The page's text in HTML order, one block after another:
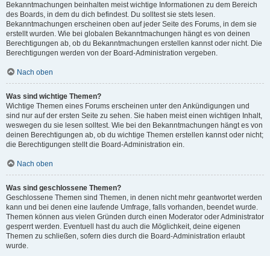
Bekanntmachungen beinhalten meist wichtige Informationen zu dem Bereich
des Boards, in dem du dich befindest. Du solltest sie stets lesen.
Bekanntmachungen erscheinen oben auf jeder Seite des Forums, in dem sie
erstellt wurden. Wie bei globalen Bekanntmachungen hängt es von deinen
Berechtigungen ab, ob du Bekanntmachungen erstellen kannst oder nicht. Die
Berechtigungen werden von der Board-Administration vergeben.
Nach oben
Was sind wichtige Themen?
Wichtige Themen eines Forums erscheinen unter den Ankündigungen und
sind nur auf der ersten Seite zu sehen. Sie haben meist einen wichtigen Inhalt,
weswegen du sie lesen solltest. Wie bei den Bekanntmachungen hängt es von
deinen Berechtigungen ab, ob du wichtige Themen erstellen kannst oder nicht;
die Berechtigungen stellt die Board-Administration ein.
Nach oben
Was sind geschlossene Themen?
Geschlossene Themen sind Themen, in denen nicht mehr geantwortet werden
kann und bei denen eine laufende Umfrage, falls vorhanden, beendet wurde.
Themen können aus vielen Gründen durch einen Moderator oder Administrator
gesperrt werden. Eventuell hast du auch die Möglichkeit, deine eigenen
Themen zu schließen, sofern dies durch die Board-Administration erlaubt
wurde.